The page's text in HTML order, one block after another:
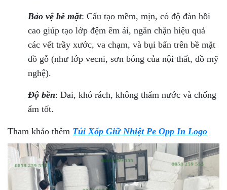
Bảo vệ bề mặt: Cấu tạo mềm, mịn, có độ đàn hồi
cao giúp tạo lớp đệm êm ái, ngăn chặn hiệu quả
các vết trầy xước, va chạm, và bụi bẩn trên bề mặt
đồ gỗ (như lớp vecni, sơn bóng của nội thất, đồ mỹ
nghệ).
Độ bền: Dai, khó rách, không thấm nước và chống
ẩm tốt.
Tham khảo thêm Túi Xốp Giữ Nhiệt Pe Opp In Logo